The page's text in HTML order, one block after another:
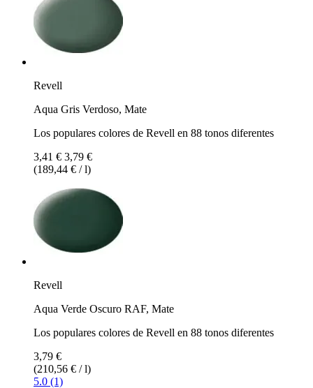
Revell
Aqua Gris Verdoso, Mate
Los populares colores de Revell en 88 tonos diferentes
3,41 € 3,79 €
(189,44 € / l)
Revell
Aqua Verde Oscuro RAF, Mate
Los populares colores de Revell en 88 tonos diferentes
3,79 €
(210,56 € / l)
5.0 (1)